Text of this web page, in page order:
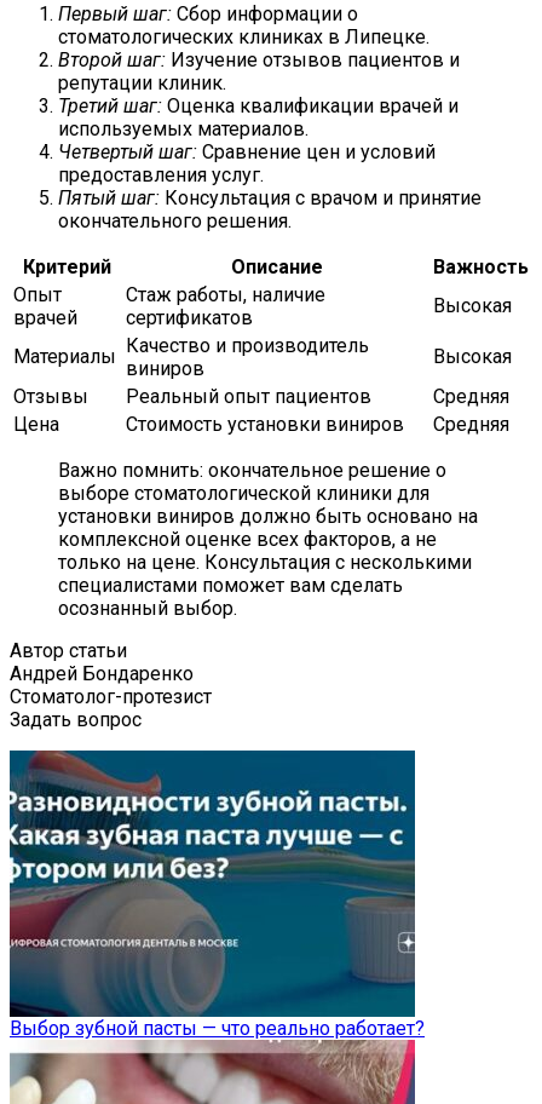
Первый шаг: Сбор информации о
стоматологических клиниках в Липецке.
Второй шаг: Изучение отзывов пациентов и
репутации клиник.
Третий шаг: Оценка квалификации врачей и
используемых материалов.
Четвертый шаг: Сравнение цен и условий
предоставления услуг.
Пятый шаг: Консультация с врачом и принятие
окончательного решения.
Критерий
Описание
Важность
Опыт
врачей
Стаж работы, наличие
сертификатов
Высокая
Материалы Качество и производитель
виниров
Высокая
Отзывы
Реальный опыт пациентов
Средняя
Цена
Стоимость установки виниров
Средняя
Важно помнить: окончательное решение о
выборе стоматологической клиники для
установки виниров должно быть основано на
комплексной оценке всех факторов, а не
только на цене. Консультация с несколькими
специалистами поможет вам сделать
осознанный выбор.
Автор статьи
Андрей Бондаренко
Стоматолог-протезист
Задать вопрос
Выбор зубной пасты — что реально работает?